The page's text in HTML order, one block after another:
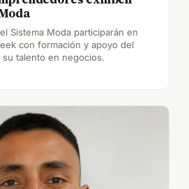
Sistema Moda participarán en
con formación y apoyo del
su talento en negocios.